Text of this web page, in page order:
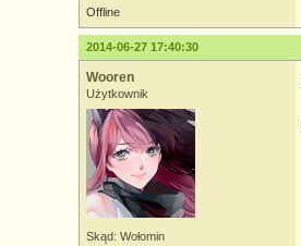
Offline
2014-06-27 17:40:30
Wooren
Użytkownik
Skąd: Wołomin